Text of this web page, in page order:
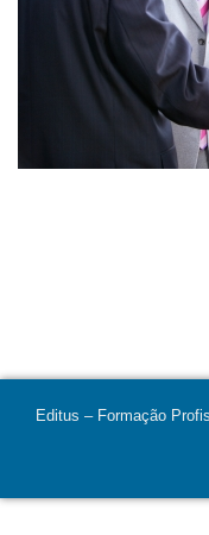
Editus – Formação